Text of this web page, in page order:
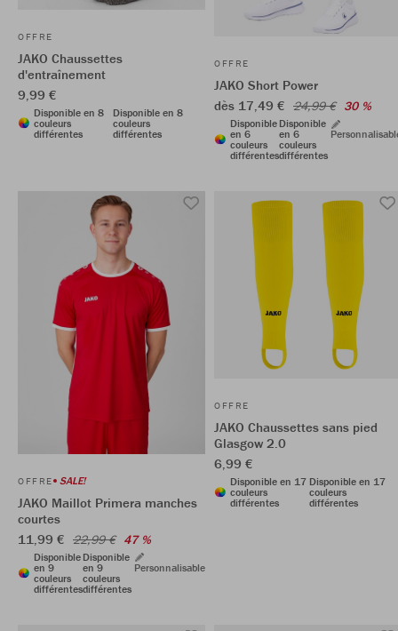
OFFRE
JAKO Chaussettes
d'entraînement
9,99 €
Disponible en 8
couleurs
différentes
Disponible en 8
couleurs
différentes
OFFRE
JAKO Short Power
dès 17,49 € 24,99 € 30 %
Disponible
en 6
couleurs
différentes
Disponible
en 6
couleurs
différentes
OFFRE SALE!
JAKO Maillot Primera manches
courtes
11,99 € 22,99 € 47 %
Disponible
en 9
couleurs
différentes
Disponible
en 9
couleurs
différentes
Personnalisable
OFFRE
JAKO Chaussettes sans pied
Glasgow 2.0
6,99 €
Disponible en 17
couleurs
différentes
Disponible en 17
couleurs
différentes